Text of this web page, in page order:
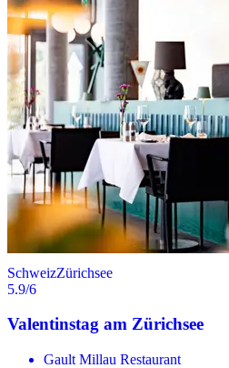
SchweizZürichsee
5.9/6
Valentinstag am Zürichsee
Gault Millau Restaurant